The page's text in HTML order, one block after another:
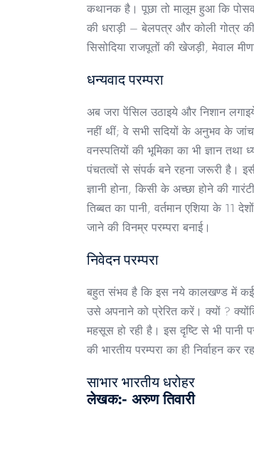
कथानक है। पूछा तो मालूम हुआ कि
की धराड़ी – बेलपत्र और कोली गोत्र की
सिसोदिया राजपूतों की खेजड़ी, मेवाल
धन्यवाद परम्परा
अब जरा पेंसिल उठाइये और निशान
नहीं थीं; वे सभी सदियों के अनुभव के
वनस्पतियों की भूमिका का भी ज्ञान तथा
पंचतत्वों से संपर्क बने रहना जरूरी है।
ज्ञानी होना, किसी के अच्छा होने की
तिब्बत का पानी, वर्तमान एशिया के
जाने की विनम्र परम्परा बनाई।
निवेदन परम्परा
बहुत संभव है कि इस नये कालखण्ड में कई
उसे अपनाने को प्रेरित करें। क्यों ?
महसूस हो रही है। इस दृष्टि से भी
की भारतीय परम्परा का ही निर्वाहन कर
साभार भारतीय धरोहर
लेखक:- अरुण तिवारी